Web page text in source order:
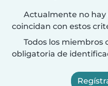
Actualmente no hay
coincidan con estos
Todos los miembros
obligatoria de